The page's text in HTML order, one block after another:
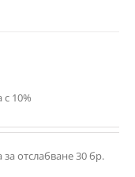
10%
отслабване 30 бр.